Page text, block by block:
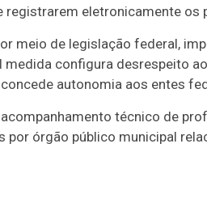
eletronicamente os
meio de legislação federal,
configura desrespeito
autonomia aos entes
técnico de
órgão público municipal